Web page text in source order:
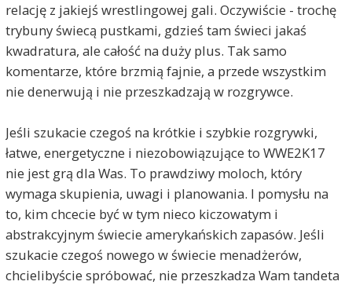
relację z jakiejś wrestlingowej gali. Oczywiście - trochę
trybuny świecą pustkami, gdzieś tam świeci jakaś
kwadratura, ale całość na duży plus. Tak samo
komentarze, które brzmią fajnie, a przede wszystkim
nie denerwują i nie przeszkadzają w rozgrywce.
Jeśli szukacie czegoś na krótkie i szybkie rozgrywki,
łatwe, energetyczne i niezobowiązujące to WWE2K17
nie jest grą dla Was. To prawdziwy moloch, który
wymaga skupienia, uwagi i planowania. I pomysłu na
to, kim chcecie być w tym nieco kiczowatym i
abstrakcyjnym świecie amerykańskich zapasów. Jeśli
szukacie czegoś nowego w świecie menadżerów,
chcielibyście spróbować, nie przeszkadza Wam tandeta